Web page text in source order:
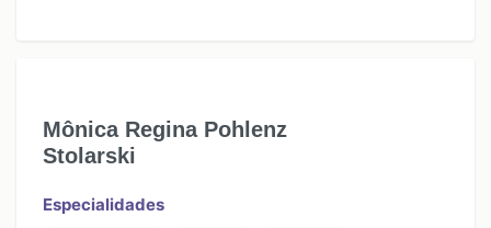
Mônica Regina Pohlenz
Stolarski
Especialidades